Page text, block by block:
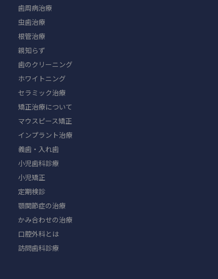
歯周病治療
虫歯治療
根管治療
親知らず
歯のクリーニング
ホワイトニング
セラミック治療
矯正治療について
マウスピース矯正
インプラント治療
義歯・入れ歯
小児歯科診療
小児矯正
定期検診
顎関節症の治療
かみ合わせの治療
口腔外科とは
訪問歯科診療